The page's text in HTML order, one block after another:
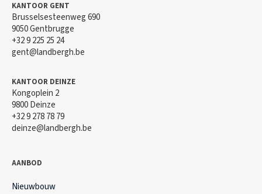
KANTOOR GENT
Brusselsesteenweg 690
9050 Gentbrugge
+32 9 225 25 24
gent@landbergh.be
KANTOOR DEINZE
Kongoplein 2
9800 Deinze
+32 9 278 78 79
deinze@landbergh.be
AANBOD
Nieuwbouw